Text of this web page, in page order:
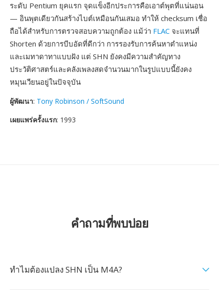
ระดับ Pentium ยุคแรก จุดแข็งอีกประการคือเอาต์พุตที่แน่นอน
— อินพุตเดียวกันสร้างไบต์เหมือนกันเสมอ ทำให้ checksum เชื่อ
ถือได้สำหรับการตรวจสอบความถูกต้อง แม้ว่า FLAC จะแทนที่
Shorten ด้วยการบีบอัดที่ดีกว่า การรองรับการค้นหาตำแหน่ง
และเมทาดาทาแบบฝัง แต่ SHN ยังคงมีความสำคัญทาง
ประวัติศาสตร์และคลังเพลงสดจำนวนมากในรูปแบบนี้ยังคง
หมุนเวียนอยู่ในปัจจุบัน
ผู้พัฒนา: Tony Robinson / SoftSound
เผยแพร่ครั้งแรก: 1993
คำถามที่พบบ่อย
ทำไมต้องแปลง SHN เป็น M4A?